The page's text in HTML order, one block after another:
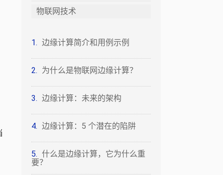
物联网技术
边缘计算简介和用例示例
为什么是物联网边缘计算？
边缘计算：未来的架构
边缘计算：5 个潜在的陷阱
什么是边缘计算，它为什么重
要？